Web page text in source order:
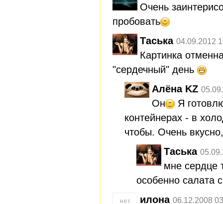
Очень
пробовать
Таська 04.09.2012
Картинка
"сердечный" день
Алёна KZ
Он
Я
контейнерах - в
чтобы. Очень
Таська
мне сердце
особенно салата
илона 06.12.2008